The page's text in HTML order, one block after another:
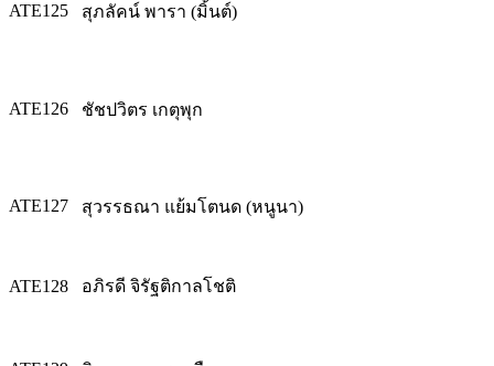
ATE125 สุภลัคน์ พารา (มิ้นต์)
ATE126 ชัชปวิตร เกตุพุก
ATE127 สุวรรธณา แย้มโตนด (หนูนา)
ATE128 อภิรดี จิรัฐติกาลโชติ